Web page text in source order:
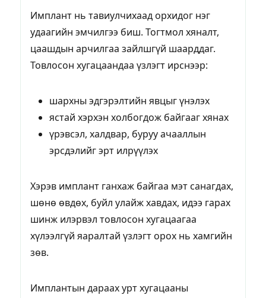
Имплант нь тавиулчихаад орхидог нэг
удаагийн эмчилгээ биш. Тогтмол хяналт,
цаашдын арчилгаа зайлшгүй шаарддаг.
Товлосон хугацаандаа үзлэгт ирснээр:
шархны эдгэрэлтийн явцыг үнэлэх
ястай хэрхэн холбогдож байгааг хянах
үрэвсэл, халдвар, буруу ачааллын
эрсдэлийг эрт илрүүлэх
Хэрэв имплант ганхаж байгаа мэт санагдах,
шөнө өвдөх, буйл улайж хавдах, идээ гарах
шинж илэрвэл товлосон хугацаагаа
хүлээлгүй яаралтай үзлэгт орох нь хамгийн
зөв.
Имплантын дараах урт хугацааны